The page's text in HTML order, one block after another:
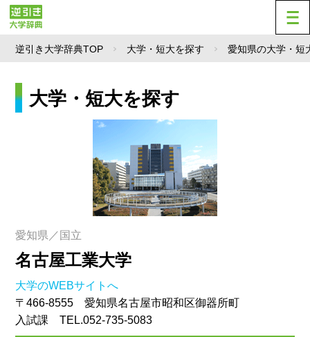
逆引き大学辞典TOP 大学・短大を探す 愛知県の大学・短
大学・短大を探す
愛知県／国立
名古屋工業大学
大学のWEBサイトへ
〒466-8555 愛知県名古屋市昭和区御器所町
入試課 TEL.052-735-5083